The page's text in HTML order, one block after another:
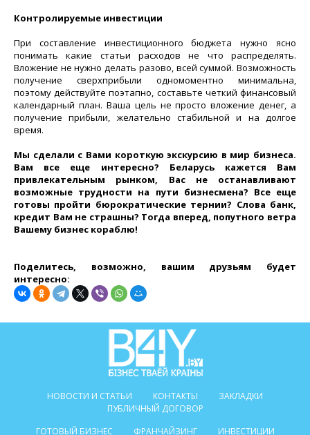
Контролируемые инвестиции
При составление инвестиционного бюджета нужно ясно
понимать какие статьи расходов не что распределять.
Вложение не нужно делать разово, всей суммой. Возможность
получение сверхприбыли одномоментно минимальна,
поэтому действуйте поэтапно, составьте четкий финансовый
календарный план. Ваша цель не просто вложение денег, а
получение прибыли, желательно стабильной и на долгое
время.
Мы сделали с Вами короткую экскурсию в мир бизнеса.
Вам все еще интересно? Беларусь кажется Вам
привлекательным рынком, Вас не останавливают
возможные трудности на пути бизнесмена? Все еще
готовы пройти бюрократические тернии? Слова банк,
кредит Вам не страшны? Тогда вперед, попутного ветра
Вашему бизнес кораблю!
Поделитесь, возможно, вашим друзьям будет
интересно:
НОВОСТИ И СТАТЬИ КОНТАКТЫ
ЗАКЛАДКИ
ПУБЛИЧНЫЙ ДОГОВОР
ГОТОВЫЙ БИЗНЕС
ФРАНЧАЙЗИНГ ИНВЕСТИЦИИ